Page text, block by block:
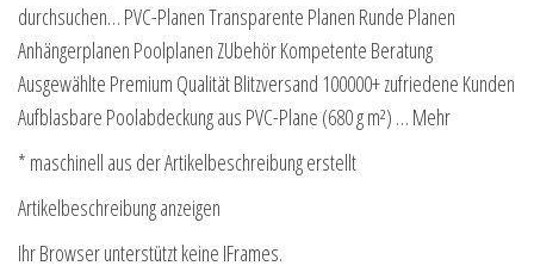
durchsuchen… PVC-Planen Transparente Planen Runde Planen
Anhängerplanen Poolplanen ZUbehör Kompetente Beratung
Ausgewählte Premium Qualität Blitzversand 100000+ zufriedene Kunden
Aufblasbare Poolabdeckung aus PVC-Plane (680 g m²) … Mehr
* maschinell aus der Artikelbeschreibung erstellt
Artikelbeschreibung anzeigen
Ihr Browser unterstützt keine IFrames.